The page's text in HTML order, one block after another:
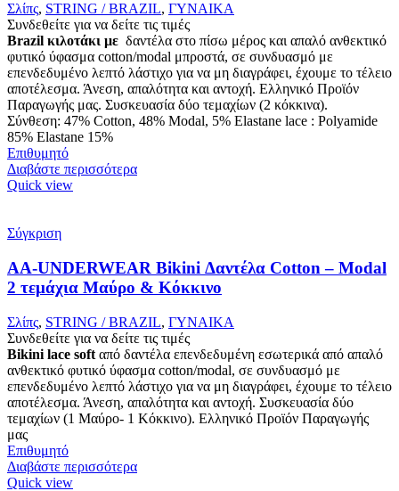
Σλίπς, STRING / BRAZIL, ΓΥΝΑΙΚΑ
Συνδεθείτε για να δείτε τις τιμές
Brazil κιλοτάκι με δαντέλα στο πίσω μέρος και απαλό ανθεκτικό
φυτικό ύφασμα cotton/modal μπροστά, σε συνδυασμό με
επενδεδυμένο λεπτό λάστιχο για να μη διαγράφει, έχουμε το τέλειο
αποτέλεσμα. Άνεση, απαλότητα και αντοχή. Ελληνικό Προϊόν
Παραγωγής μας. Συσκευασία δύο τεμαχίων (2 κόκκινα).
Σύνθεση: 47% Cotton, 48% Modal, 5% Elastane lace : Polyamide
85% Elastane 15%
Επιθυμητό
Διαβάστε περισσότερα
Quick view
Σύγκριση
AA-UNDERWEAR Bikini Δαντέλα Cotton – Modal
2 τεμάχια Μαύρο & Κόκκινο
Σλίπς, STRING / BRAZIL, ΓΥΝΑΙΚΑ
Συνδεθείτε για να δείτε τις τιμές
Bikini lace soft από δαντέλα επενδεδυμένη εσωτερικά από απαλό
ανθεκτικό φυτικό ύφασμα cotton/modal, σε συνδυασμό με
επενδεδυμένο λεπτό λάστιχο για να μη διαγράφει, έχουμε το τέλειο
αποτέλεσμα. Άνεση, απαλότητα και αντοχή. Συσκευασία δύο
τεμαχίων (1 Μαύρο- 1 Κόκκινο). Ελληνικό Προϊόν Παραγωγής
μας
Επιθυμητό
Διαβάστε περισσότερα
Quick view